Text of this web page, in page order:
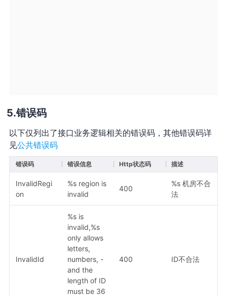
错误码
以下仅列出了接口业务逻辑相关的错误码，其他错误码详
见公共错误码
错误码 错误信息 Http状态码 描述
InvalidRegi
on
%s region is
invalid
400
%s 机房不合
法
InvalidId
%s is
invalid,%s
only allows
letters,
numbers, -
and the
length of ID
must be 36
400 ID不合法